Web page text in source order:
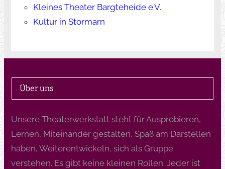
Kleines Theater Bargteheide e.V.
Kultur in Stormarn
Über uns
Unsere Theaterwerkstatt steht für Ausprobieren,
Lernen, Miteinander gestalten, Spaß am Darstellen
haben, Weiterentwickeln, sich als Gruppe
verstehen. Es gibt keine kleinen Rollen. Jeder ist